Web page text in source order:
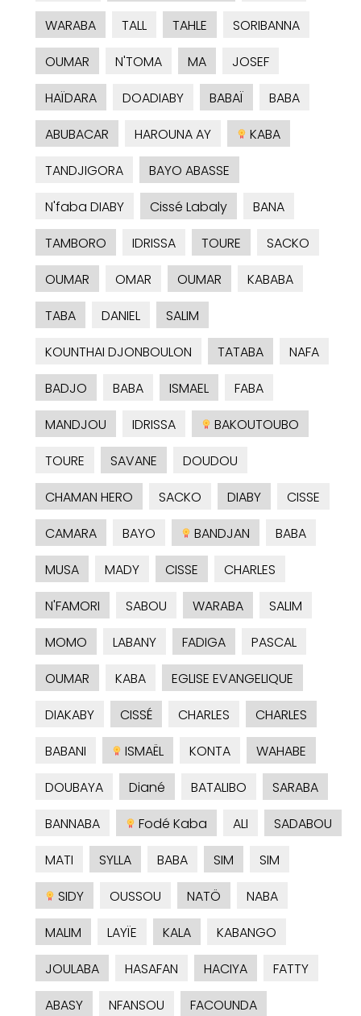
WARABA
TALL TAHLE
SORIBANNA
OUMAR
N'TOMA MA
JOSEF
HAÏDARA
DOADIABY BABAÏ
BABA
ABUBACAR
HAROUNA AY
KABA
TANDJIGORA
BAYO ABASSE
N'faba DIABY
Cissé Labaly
BANA
TAMBORO
IDRISSA TOURE
SACKO
OUMAR
OMAR OUMAR
KABABA
TABA
DANIEL
SALIM
KOUNTHAI DJONBOULON
TATABA
NAFA
BADJO
BABA ISMAEL
FABA
MANDJOU
IDRISSA
BAKOUTOUBO
TOURE
SAVANE
DOUDOU
CHAMAN HERO
SACKO DIABY
CISSE
CAMARA
BAYO BANDJAN
BABA
MUSA
MADY CISSE
CHARLES
N'FAMORI
SABOU WARABA
SALIM
MOMO
LABANY FADIGA
PASCAL
OUMAR
KABA
EGLISE EVANGELIQUE
DIAKABY
CISSÉ CHARLES
CHARLES
BABANI
ISMAËL KONTA
WAHABE
DOUBAYA
Diané BATALIBO
SARABA
BANNABA
Fodé Kaba ALI
SADABOU
MATI
SYLLA BABA SIM
SIM
SIDY
OUSSOU NATÖ
NABA
MALIM
LAYÏE KALA
KABANGO
JOULABA
HASAFAN HACIYA
FATTY
ABASY
NFANSOU
FACOUNDA